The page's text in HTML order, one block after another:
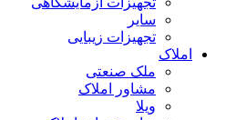
سایر
تجهیزات زیبایی
املاک
ملک صنعتی
مشاور املاک
ویلا